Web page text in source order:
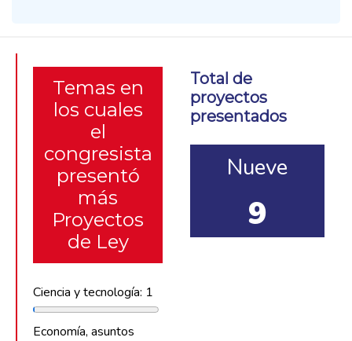
Temas en
los cuales
el
congresista
presentó
más
Proyectos
de Ley
Ciencia y tecnología: 1
Economía, asuntos
Total de
proyectos
presentados
Nueve
9